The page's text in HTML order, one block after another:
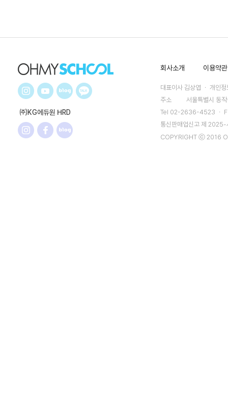
㈜KG에듀원 HRD
회사소개 이용약관
대표이사 김상엽 ㆍ 개인
주소
서울특별시 동
Tel 02-2636-4523 ㆍ
통신판매업신고 제
COPYRIGHT ⓒ 2016